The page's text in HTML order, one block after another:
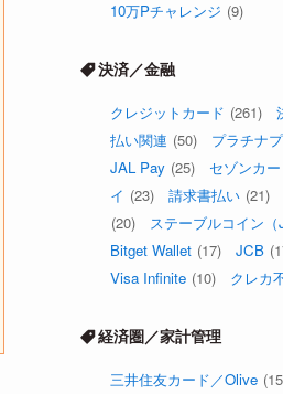
10万Pチャレンジ (9)
決済／金融
クレジットカード (261)
払い関連 (50) プラチナ
JAL Pay (25) セゾンカ
イ (23) 請求書払い (21)
(20)
ステーブルコイン（
Bitget Wallet (17) JCB
Visa Infinite (10) クレカ
経済圏／家計管理
三井住友カード／Olive